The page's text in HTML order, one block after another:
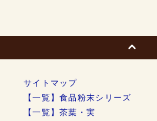
サイトマップ
【一覧】食品粉末シリーズ
【一覧】茶葉・実